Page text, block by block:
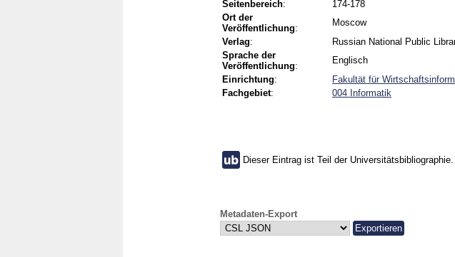
Seitenbereich:
174-178
Ort der
Veröffentlichung:
Moscow
Verlag:
Russian National Public
Sprache der
Veröffentlichung:
Englisch
Einrichtung:
Fakultät für
Fachgebiet: 004 Informatik
Dieser Eintrag ist Teil der Universitätsbibliographie.
Metadaten-Export